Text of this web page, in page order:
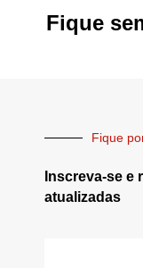
Fique
Fique
Inscreva-se e
atualizadas